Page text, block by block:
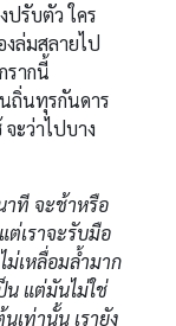
ปรับตัว ใคร
ล่มสลายไป
รากนี้
ถิ่นทุรกันดาร
ะว่าไปบาง
าที จะช้าหรือ
ต่เราจะรับมือ
ม่เหลื่อมล้ำมาก
น แต่มันไม่ใช่
เท่านั้น เรายัง